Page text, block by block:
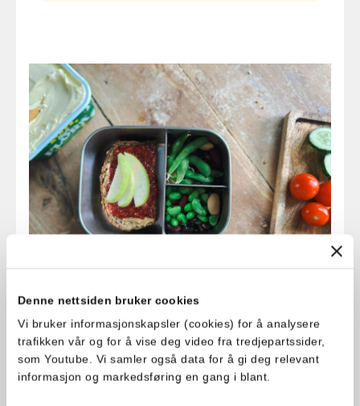
Denne nettsiden bruker cookies
Vi bruker informasjonskapsler (cookies) for å analysere
trafikken vår og for å vise deg video fra tredjepartssider,
som Youtube. Vi samler også data for å gi deg relevant
informasjon og markedsføring en gang i blant.
#4 Bønner og erter i
matpakken